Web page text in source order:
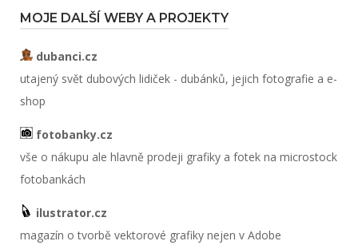
MOJE DALŠÍ WEBY A PROJEKTY
dubanci.cz
utajený svět dubových lidiček - dubánků, jejich fotografie a e-
shop
fotobanky.cz
vše o nákupu ale hlavně prodeji grafiky a fotek na microstock
fotobankách
ilustrator.cz
magazín o tvorbě vektorové grafiky nejen v Adobe